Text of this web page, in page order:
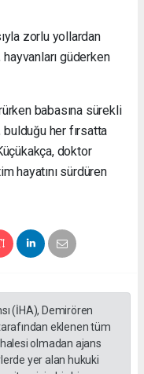
zorlu yollardan
güderken
babasına sürekli
bulduğu her fırsatta
doktor
hayatını sürdüren
(İHA), Demirören
eklenen tüm
olmadan ajans
yer alan hukuki